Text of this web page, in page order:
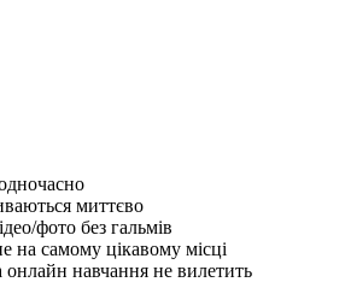
миттєво
фото без гальмів
на самому цікавому місці
онлайн навчання не вилетить